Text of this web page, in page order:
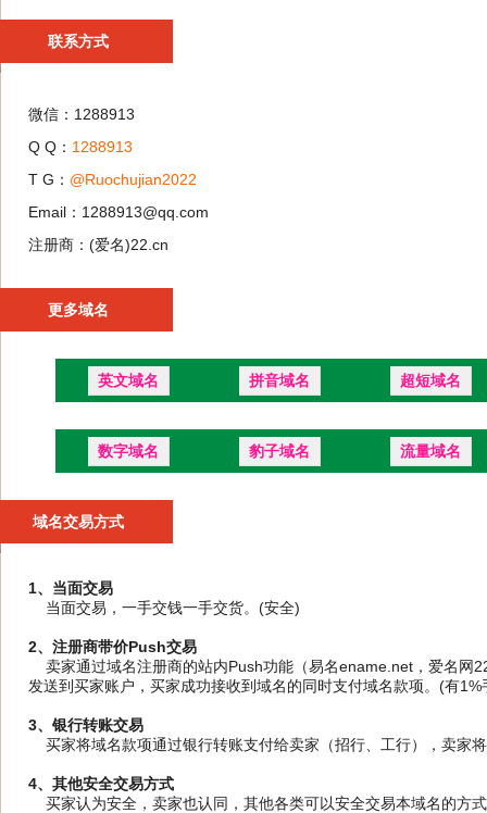
联系方式
微信：1288913
Q Q： 1288913
T G： @Ruochujian2022
Email：1288913@qq.com
注册商：(爱名)22.cn
更多域名
英文域名 拼音域名 超短域名
数字域名 豹子域名 流量域名
域名交易方式
1、当面交易
当面交易，一手交钱一手交货。(安全)
2、注册商带价Push交易
卖家通过域名注册商的站内Push功能（易名ename.net，爱名网
发送到买家账户，买家成功接收到域名的同时支付域名款项。(有
3、银行转账交易
买家将域名款项通过银行转账支付给卖家（招行、工行），卖家
4、其他安全交易方式
买家认为安全，卖家也认同，其他各类可以安全交易本域名的方